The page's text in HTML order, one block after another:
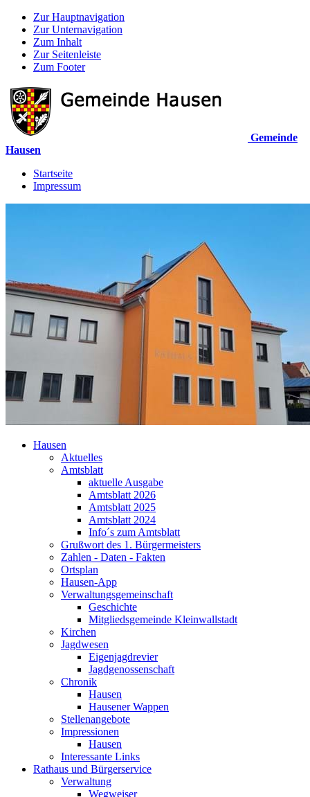
Zur Hauptnavigation
Zur Unternavigation
Zum Inhalt
Zur Seitenleiste
Zum Footer
Gemeinde
Hausen
Startseite
Impressum
Hausen
Aktuelles
Amtsblatt
aktuelle Ausgabe
Amtsblatt 2026
Amtsblatt 2025
Amtsblatt 2024
Info´s zum Amtsblatt
Grußwort des 1. Bürgermeisters
Zahlen - Daten - Fakten
Ortsplan
Hausen-App
Verwaltungsgemeinschaft
Geschichte
Mitgliedsgemeinde Kleinwallstadt
Kirchen
Jagdwesen
Eigenjagdrevier
Jagdgenossenschaft
Chronik
Hausen
Hausener Wappen
Stellenangebote
Impressionen
Hausen
Interessante Links
Rathaus und Bürgerservice
Verwaltung
Wegweiser